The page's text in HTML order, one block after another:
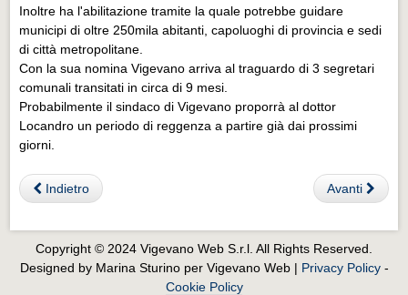
Inoltre ha l'abilitazione tramite la quale potrebbe guidare
municipi di oltre 250mila abitanti, capoluoghi di provincia e sedi
di città metropolitane.
Con la sua nomina Vigevano arriva al traguardo di 3 segretari
comunali transitati in circa di 9 mesi.
Probabilmente il sindaco di Vigevano proporrà al dottor
Locandro un periodo di reggenza a partire già dai prossimi
giorni.
Indietro Avanti
Copyright © 2024 Vigevano Web S.r.l. All Rights Reserved.
Designed by Marina Sturino per Vigevano Web | Privacy Policy-
Cookie Policy